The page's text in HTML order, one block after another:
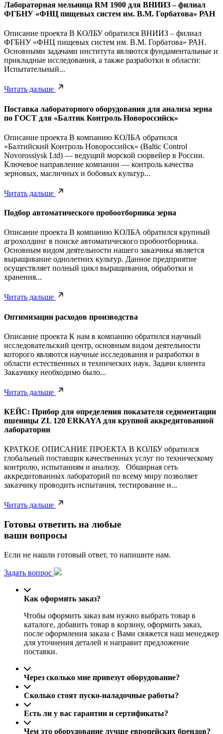
Лабораторная мельница RM 1900 для ВНИИЗ – филиал
ФГБНУ «ФНЦ пищевых систем им. В.М. Горбатова» РАН
Описание проекта В КОЛБУ обратился ВНИИЗ – филиал
ФГБНУ «ФНЦ пищевых систем им. В.М. Горбатова» РАН.
Основными задачами института являются фундаментальные и
прикладные исследования, а также разработки в области:
Испытательный...
Читать дальше
Поставка лабораторного оборудования для анализа зерна
по ГОСТ для «Балтик Контроль Новороссийск»
Описание проекта В компанию КОЛБА обратился
«Балтийский Контроль Новороссийск» (Baltic Control
Novorossiysk Ltd) — ведущий морской сюрвейер в России.
Ключевое направление компании — контроль качества
зерновых, масличных и бобовых культур...
Читать дальше
Подбор автоматического пробоотборника зерна
Описание проекта В компанию КОЛБА обратился крупный
агрохолдинг в поиске автоматического пробоотборника.
Основным видом деятельности нашего заказчика является
выращивание однолетних культур. Данное предприятие
осуществляет полный цикл выращивания, обработки и
хранения...
Читать дальше
Оптимизации расходов производства
Описание проекта К нам в компанию обратился научный
исследовательский центр, основным видом деятельности
которого являются научные исследования и разработки в
области естественных и технических наук. Задачи клиента
Заказчику необходимо было...
Читать дальше
КЕЙС: Прибор для определения показателя седиментации
пшеницы ZL 120 ERKAYA для крупной аккредитованной
лаборатории
КРАТКОЕ ОПИСАНИЕ ПРОЕКТА В КОЛБУ обратился
глобальный поставщик качественных услуг по техническому
контролю, испытаниям и анализу. Обширная сеть
аккредитованных лабораторий по всему миру позволяет
заказчику проводить испытания, тестирование и...
Читать дальше
Готовы ответить на любые
ваши вопросы
Если не нашли готовый ответ, то напишите нам.
Задать вопрос
Как оформить заказ?
Чтобы оформить заказ вам нужно выбрать товар в
каталоге, добавить товар в корзину, оформить заказ,
после оформления заказа с Вами свяжется наш менеджер
для уточнения деталей и направит предложение
поставки.
Через сколько мне привезут оборудование?
Сколько стоят пуско-наладочные работы?
Есть ли у вас гарантии и сертификаты?
Чем это оборудование лучше европейских брендов?